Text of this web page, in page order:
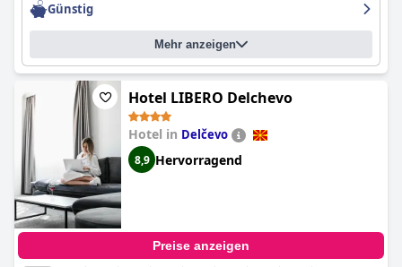
Günstig
Mehr anzeigen
Hotel LIBERO Delchevo
Hotel in Delčevo
8,9 Hervorragend
Preise anzeigen